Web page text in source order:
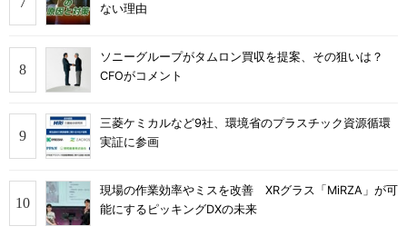
ない理由
ソニーグループがタムロン買収を提案、その狙いは？
CFOがコメント
三菱ケミカルなど9社、環境省のプラスチック資源循環
実証に参画
現場の作業効率やミスを改善 XRグラス「MiRZA」が可
能にするピッキングDXの未来